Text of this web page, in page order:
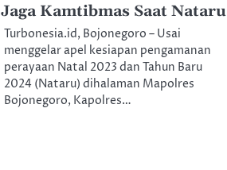
Jaga Kamtibmas Saat Nataru
Turbonesia.id, Bojonegoro – Usai
menggelar apel kesiapan pengamanan
perayaan Natal 2023 dan Tahun Baru
2024 (Nataru) dihalaman Mapolres
Bojonegoro, Kapolres…